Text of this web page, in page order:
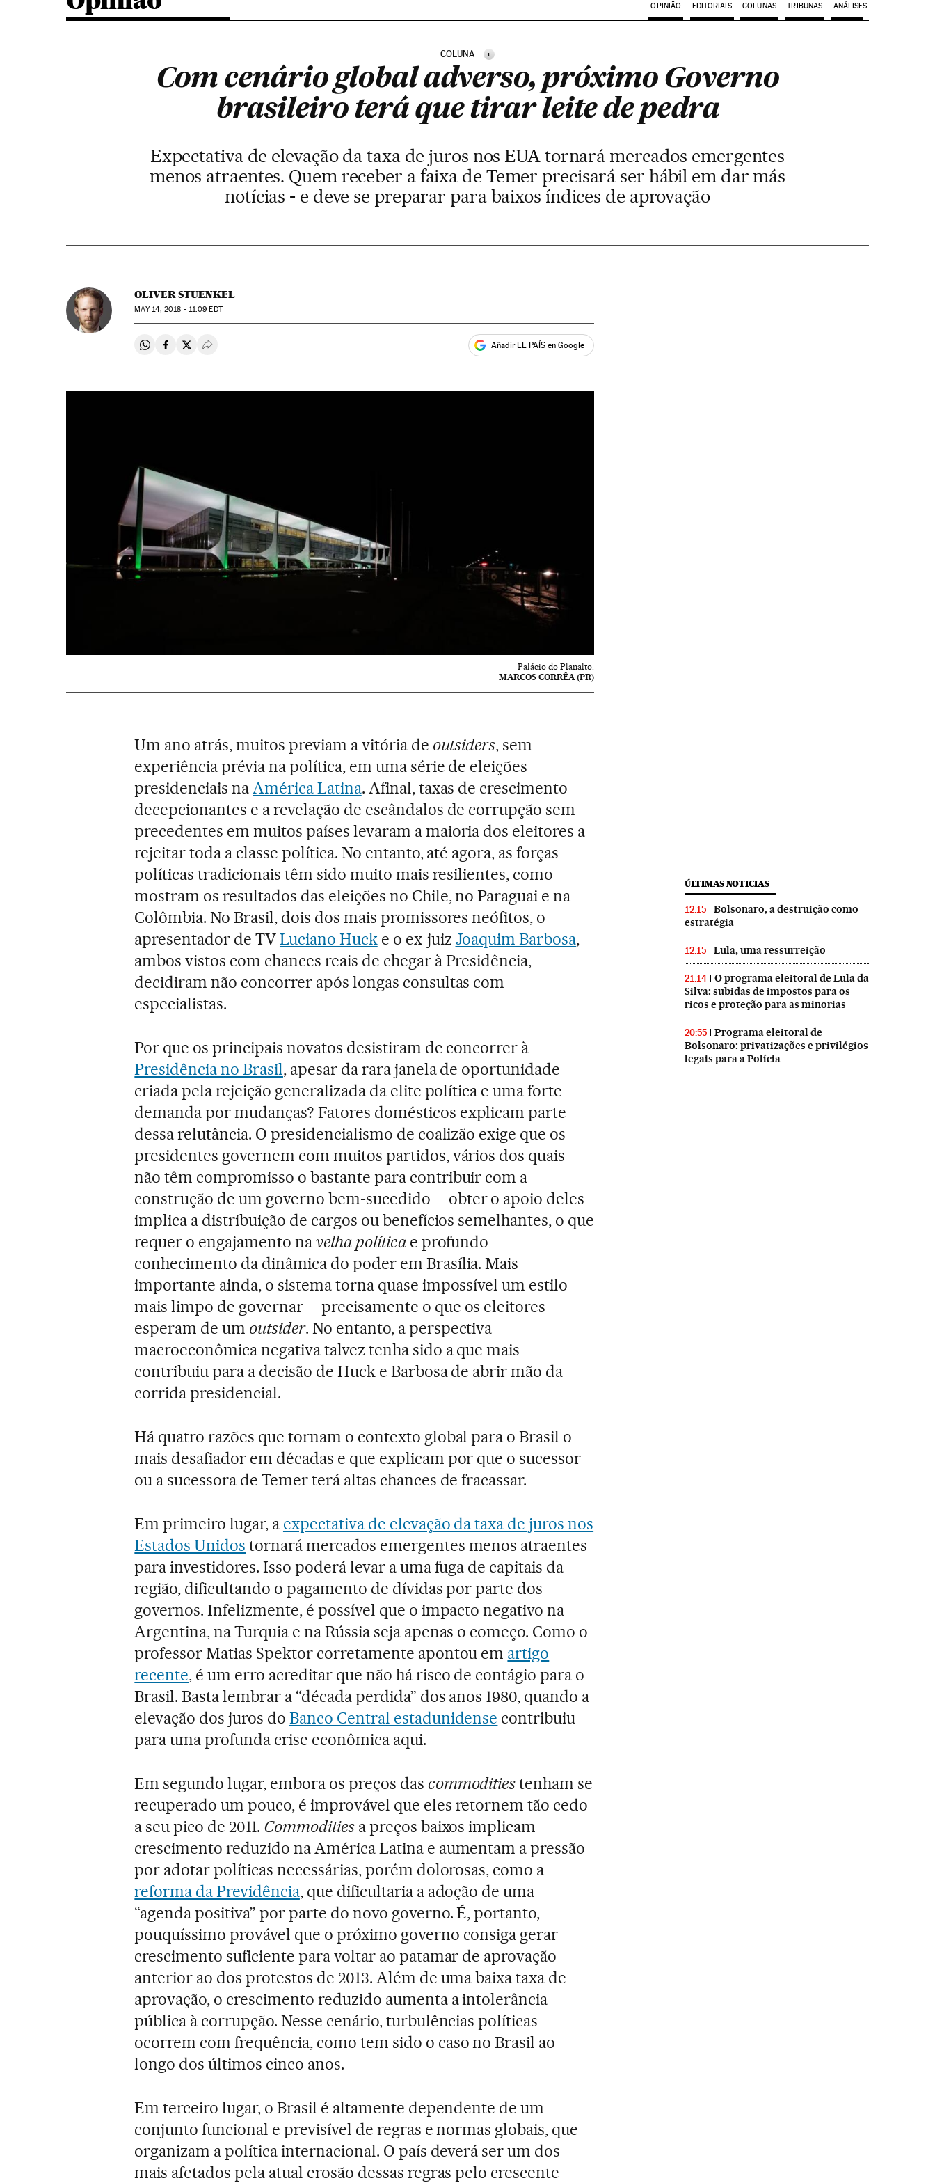
OPINIÃO EDITORIAIS COLUNAS TRIBUNAS ANÁLISES
COLUNA i
Com cenário global adverso, próximo Governo
brasileiro terá que tirar leite de pedra
Expectativa de elevação da taxa de juros nos EUA tornará mercados emergentes
menos atraentes. Quem receber a faixa de Temer precisará ser hábil em dar más
notícias - e deve se preparar para baixos índices de aprovação
OLIVER STUENKEL
MAY14, 2018 - 11:09 EDT
Compartir en Whatsapp
Compartir en Facebook
Compartir en Twitter
Desplegar Redes Sociales Añadir EL PAÍS en Google
Palácio do Planalto.
MARCOS CORRÊA (PR)
Um ano atrás, muitos previam a vitória de outsiders, sem
experiência prévia na política, em uma série de eleições
presidenciais naAmérica Latina. Afinal, taxas de crescimento
decepcionantes e a revelação de escândalos de corrupção sem
precedentes em muitos países levaram a maioria dos eleitores a
rejeitar toda a classe política. No entanto, até agora, as forças
políticas tradicionais têm sido muito mais resilientes, como
mostram os resultados das eleições no Chile, no Paraguai e na
Colômbia. No Brasil, dois dos mais promissores neófitos, o
apresentador de TVLuciano Hucke o ex-juiz Joaquim Barbosa,
ambos vistos com chances reais de chegar à Presidência,
decidiram não concorrer após longas consultas com
especialistas.
Por que os principais novatos desistiram de concorrer à
Presidência no Brasil, apesar da rara janela de oportunidade
criada pela rejeição generalizada da elite política e uma forte
demanda por mudanças? Fatores domésticos explicam parte
dessa relutância. O presidencialismo de coalizão exige que os
presidentes governem com muitos partidos, vários dos quais
não têm compromisso o bastante para contribuir com a
construção de um governo bem-sucedido —obter o apoio deles
implica a distribuição de cargos ou benefícios semelhantes, o que
requer o engajamento navelha políticae profundo
conhecimento da dinâmica do poder em Brasília. Mais
importante ainda, o sistema torna quase impossível um estilo
mais limpo de governar —precisamente o que os eleitores
esperam de um outsider. No entanto, a perspectiva
macroeconômica negativa talvez tenha sido a que mais
contribuiu para a decisão de Huck e Barbosa de abrir mão da
corrida presidencial.
Há quatro razões que tornam o contexto global para o Brasil o
mais desafiador em décadas e que explicam por que o sucessor
ou a sucessora de Temer terá altas chances de fracassar.
Em primeiro lugar, a expectativa de elevação da taxa de juros nos
Estados Unidos tornará mercados emergentes menos atraentes
para investidores. Isso poderá levar a uma fuga de capitais da
região, dificultando o pagamento de dívidas por parte dos
governos. Infelizmente, é possível que o impacto negativo na
Argentina, na Turquia e na Rússia seja apenas o começo. Como o
professor Matias Spektor corretamente apontou em artigo
recente, é um erro acreditar que não há risco de contágio para o
Brasil. Basta lembrar a “década perdida” dos anos 1980, quando a
elevação dos juros do Banco Central estadunidense contribuiu
para uma profunda crise econômica aqui.
Em segundo lugar, embora os preços das commoditiestenham se
recuperado um pouco, é improvável que eles retornem tão cedo
a seu pico de 2011. Commoditiesa preços baixos implicam
crescimento reduzido na América Latina e aumentam a pressão
por adotar políticas necessárias, porém dolorosas, como a
reforma da Previdência, que dificultaria a adoção de uma
“agenda positiva” por parte do novo governo. É, portanto,
pouquíssimo provável que o próximo governo consiga gerar
crescimento suficiente para voltar ao patamar de aprovação
anterior ao dos protestos de 2013. Além de uma baixa taxa de
aprovação, o crescimento reduzido aumenta a intolerância
pública à corrupção. Nesse cenário, turbulências políticas
ocorrem com frequência, como tem sido o caso no Brasil ao
longo dos últimos cinco anos.
Em terceiro lugar, o Brasil é altamente dependente de um
conjunto funcional e previsível de regras e normas globais, que
organizam a política internacional. O país deverá ser um dos
mais afetados pela atual erosão dessas regras pelo crescente
ÚLTIMAS NOTICIAS
12:15
Bolsonaro, a destruição como
estratégia
12:15 Lula, uma ressurreição
21:14
O programa eleitoral de Lula da
Silva: subidas de impostos para os
ricos e proteção para as minorias
20:55
Programa eleitoral de
Bolsonaro: privatizações e privilégios
legais para a Polícia